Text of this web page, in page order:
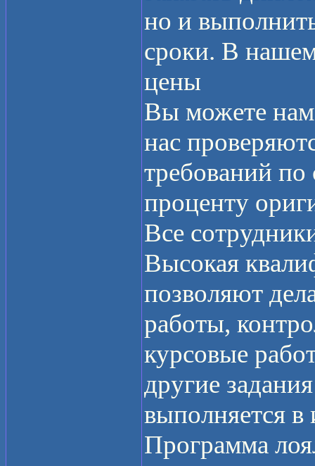
но и
сроки. В
цены
Вы можете нам
нас
требований
проценту
Все
Высокая
позволяют
работы,
курсовые
другие
выполняется
Программа